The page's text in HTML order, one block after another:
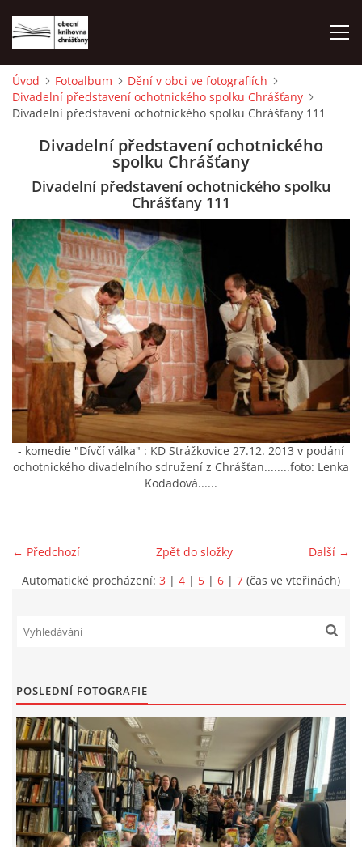
ÚVOD
LETNÍ KINO 2026
VÝPŮJČNÍ DOBA
KONTAKTY
ON-LINE KATALOG
WEBOVÁ KAMERA
VIDEA Z DRONU
STREET ART
PROJEKT FLYNN "KNIHOVNA" CARSEN
E-KNIHY DO KAŽDÉ KNIHOVNY
GRANTY A DOTACE
MOBILNÍ APLIKACE
FREE WIFI
VÝZNAČNÍ RODÁCI
Úvod Fotoalbum
Dění v obci ve fotografiích
Divadelní představení ochotnického spolku Chrášťany
Divadelní představení ochotnického spolku Chrášťany 111
Divadelní představení ochotnického
spolku Chrášťany
Divadelní představení ochotnického spolku
Chrášťany 111
- komedie "Dívčí válka" : KD Strážkovice 27.12. 2013 v podání
ochotnického divadelního sdružení z Chrášťan........foto: Lenka
Kodadová......
← Předchozí Další →
Zpět do složky
Automatické procházení: 3 | 4 | 5 | 6 | 7 (čas ve vteřinách)
POSLEDNÍ FOTOGRAFIE